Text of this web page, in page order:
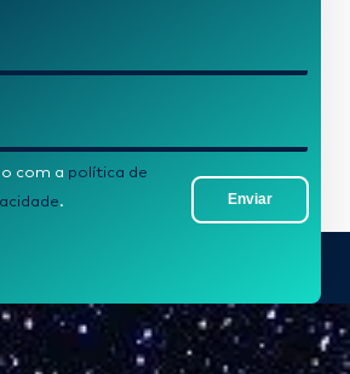
Enviar
com a política de
.